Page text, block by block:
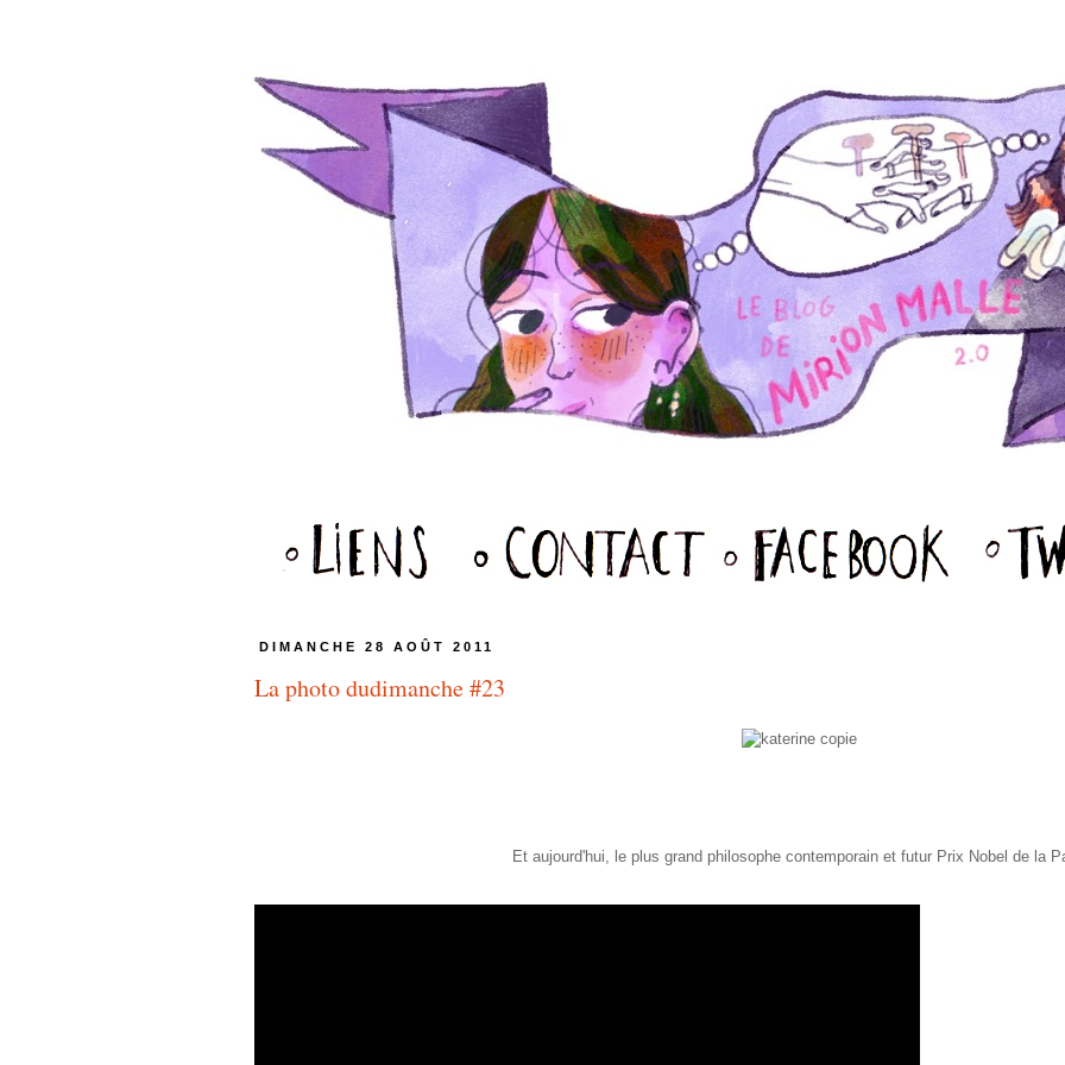
DIMANCHE 28 AOÛT 2011
La photo dudimanche #23
Et aujourd'hui, le plus grand philosophe contemporain et futur Prix Nobel de la